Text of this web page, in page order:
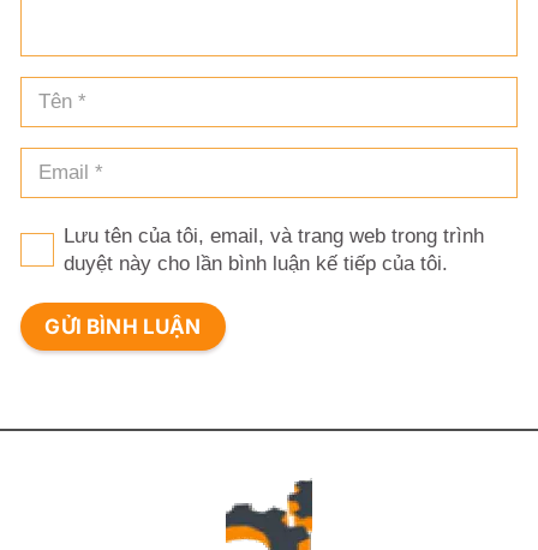
Lưu tên của tôi, email, và trang web trong trình
duyệt này cho lần bình luận kế tiếp của tôi.
GỬI BÌNH LUẬN